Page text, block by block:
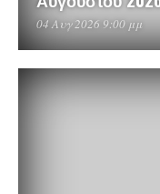
04 Αυγ 2026 9:00 μμ